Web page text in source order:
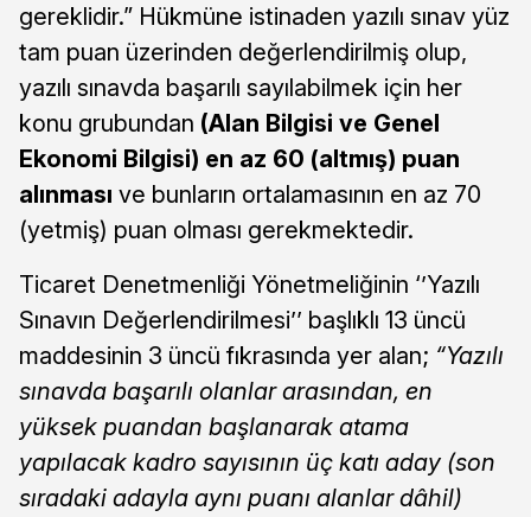
gereklidir.” Hükmüne istinaden yazılı sınav yüz
tam puan üzerinden değerlendirilmiş olup,
yazılı sınavda başarılı sayılabilmek için her
konu grubundan (Alan Bilgisi ve Genel
Ekonomi Bilgisi) en az 60 (altmış) puan
alınması ve bunların ortalamasının en az 70
(yetmiş) puan olması gerekmektedir.
Ticaret Denetmenliği Yönetmeliğinin ‘’Yazılı
Sınavın Değerlendirilmesi’’ başlıklı 13 üncü
maddesinin 3 üncü fıkrasında yer alan; “Yazılı
sınavda başarılı olanlar arasından, en
yüksek puandan başlanarak atama
yapılacak kadro sayısının üç katı aday (son
sıradaki adayla aynı puanı alanlar dâhil)